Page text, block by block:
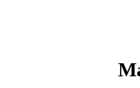
acuoso de China, atrayendo a